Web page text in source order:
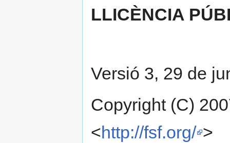
LLICÈNCIA
Versió 3, 29 de
Copyright (C)
<http://fsf.org/ >